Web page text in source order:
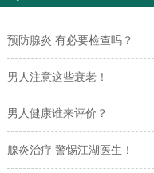
预防腺炎 有必要检查吗？
男人注意这些衰老！
男人健康谁来评价？
腺炎治疗 警惕江湖医生！